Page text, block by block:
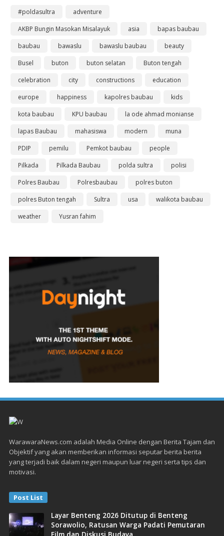
#poldasultra
adventure
AKBP Bungin Masokan Misalayuk
asia
bapas baubau
baubau
bawaslu bawaslu baubau
beauty
Busel
buton buton selatan
Buton tengah
celebration
city constructions
education
europe
happiness kapolres baubau
kids
kota baubau
KPU baubau
la ode ahmad monianse
lapas Baubau
mahasiswa modern
muna
PDIP
pemilu Pemkot baubau
people
Pilkada
Pilkada Baubau polda sultra
polisi
Polres Baubau
Polresbaubau
polres buton
polres Buton tengah
Sultra usa
walikota baubau
weather
Yusran fahim
WarawaraNews.com adalah Media Online dengan Berita Tajam dan
Objektif yang akan memberikan informasi seputar berita berita
yang terjadi baik dalam negeri maupun luar negeri serta tips dan
motivasi.
Post List
Layar Benteng 2026 Ditutup di Benteng
Sorawolio, Ratusan Warga Padati Pemutaran